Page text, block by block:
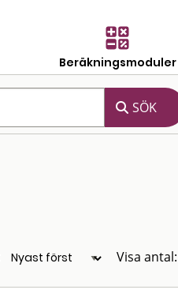
Beräkningsmoduler
Visa antal: